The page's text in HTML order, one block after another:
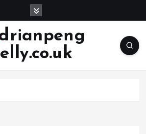
elly.co.uk